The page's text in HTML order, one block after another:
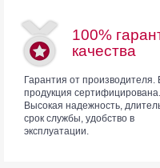
100%
качества
Гарантия от производителя.
продукция сертифицирована.
Высокая надежность,
срок службы, удобство в
эксплуатации.